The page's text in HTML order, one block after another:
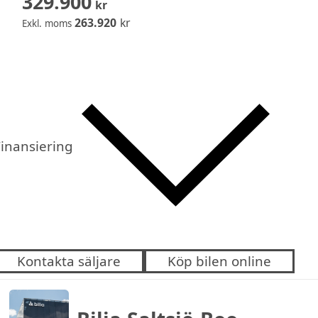
kr
Exkl. moms 263.920kr
Kontakta säljare Köp bilen online